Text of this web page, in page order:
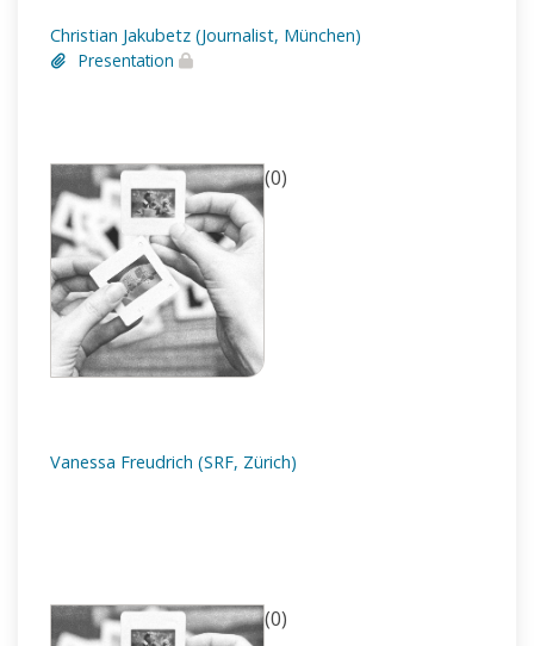
Christian Jakubetz (Journalist, München)
Presentation
(0)
Vanessa Freudrich (SRF, Zürich)
(0)